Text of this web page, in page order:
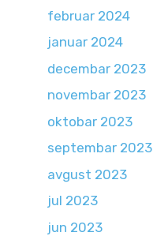
februar 2024
januar 2024
decembar 2023
novembar 2023
oktobar 2023
septembar 2023
avgust 2023
jul 2023
jun 2023